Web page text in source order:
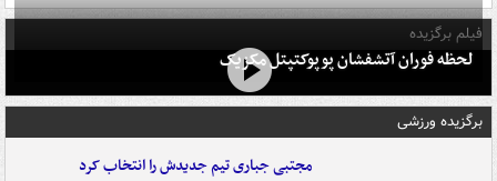
فیلم برگزیده
لحظه فوران آتشفشان پوپوکتپتل مکزیک
برگزیده ورزشی
مجتبی جباری تیم جدیدش را انتخاب کرد